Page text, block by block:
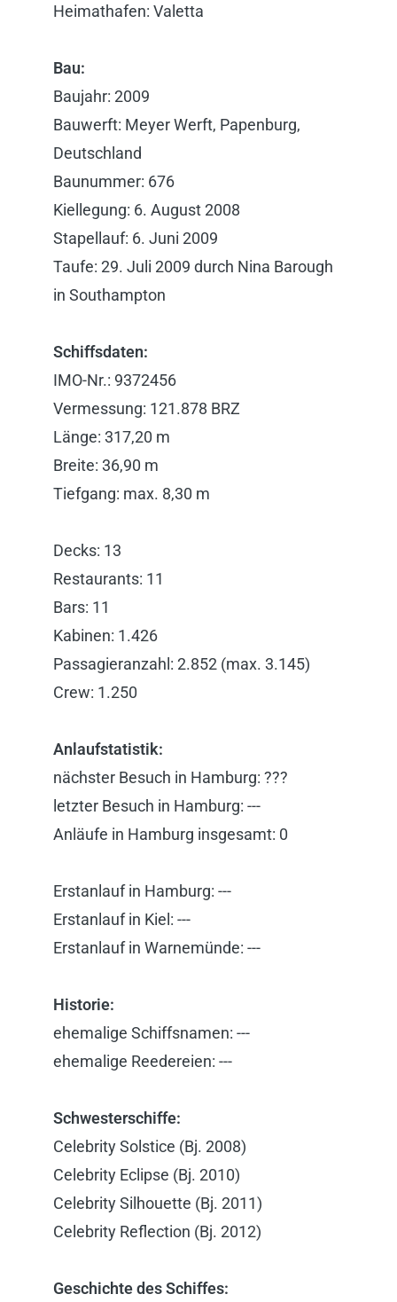
Heimathafen: Valetta
Bau:
Baujahr: 2009
Bauwerft: Meyer Werft, Papenburg,
Deutschland
Baunummer: 676
Kiellegung: 6. August 2008
Stapellauf: 6. Juni 2009
Taufe: 29. Juli 2009 durch Nina Barough
in Southampton
Schiffsdaten:
IMO-Nr.: 9372456
Vermessung: 121.878 BRZ
Länge: 317,20 m
Breite: 36,90 m
Tiefgang: max. 8,30 m
Decks: 13
Restaurants: 11
Bars: 11
Kabinen: 1.426
Passagieranzahl: 2.852 (max. 3.145)
Crew: 1.250
Anlaufstatistik:
nächster Besuch in Hamburg: ???
letzter Besuch in Hamburg: ---
Anläufe in Hamburg insgesamt: 0
Erstanlauf in Hamburg: ---
Erstanlauf in Kiel: ---
Erstanlauf in Warnemünde: ---
Historie:
ehemalige Schiffsnamen: ---
ehemalige Reedereien: ---
Schwesterschiffe:
Celebrity Solstice (Bj. 2008)
Celebrity Eclipse (Bj. 2010)
Celebrity Silhouette (Bj. 2011)
Celebrity Reflection (Bj. 2012)
Geschichte des Schiffes: